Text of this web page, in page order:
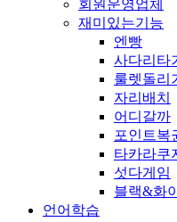
회원운영업체
재미있는기능
엔빵
사다리타
룰렛돌리
자리배치
어디갈까
포인트복
타카라쿠
섯다게임
블랙&화
언어학습